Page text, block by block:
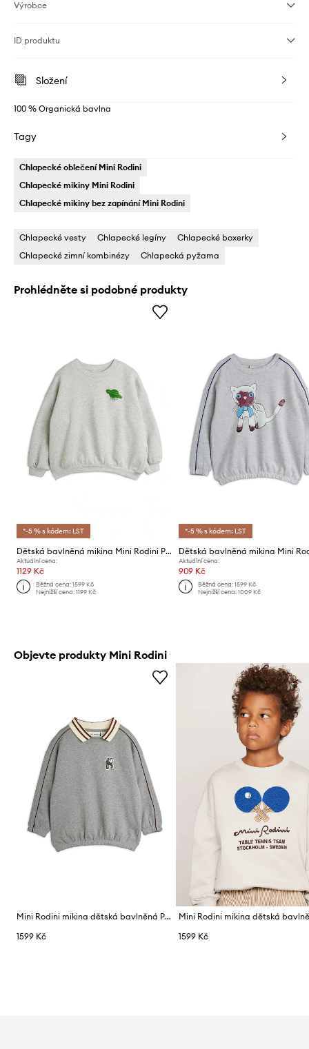
Výrobce
ID produktu
Složení
100 % Organická bavlna
Tagy
Chlapecké oblečení Mini Rodini
Chlapecké mikiny Mini Rodini
Chlapecké mikiny bez zapínání Mini Rodini
Chlapecké vesty Chlapecké legíny
Chlapecké boxerky
Chlapecké zimní kombinézy
Chlapecká pyžama
Prohlédněte si podobné produkty
*-5 % s kódem: LST
Dětská bavlněná mikina Mini Rodini Planet
Aktuální cena:
1129 Kč
Běžná cena:1599 Kč
Nejnižší cena:1199 Kč
*-5 % s kódem: LST
Aktuální cena:
909 Kč
Běžná cena: 1599 Kč
Nejnižší cena: 1009 Kč
Objevte produkty Mini Rodini
Mini Rodini mikina dětská bavlněná Panther
1599 Kč
1599 Kč